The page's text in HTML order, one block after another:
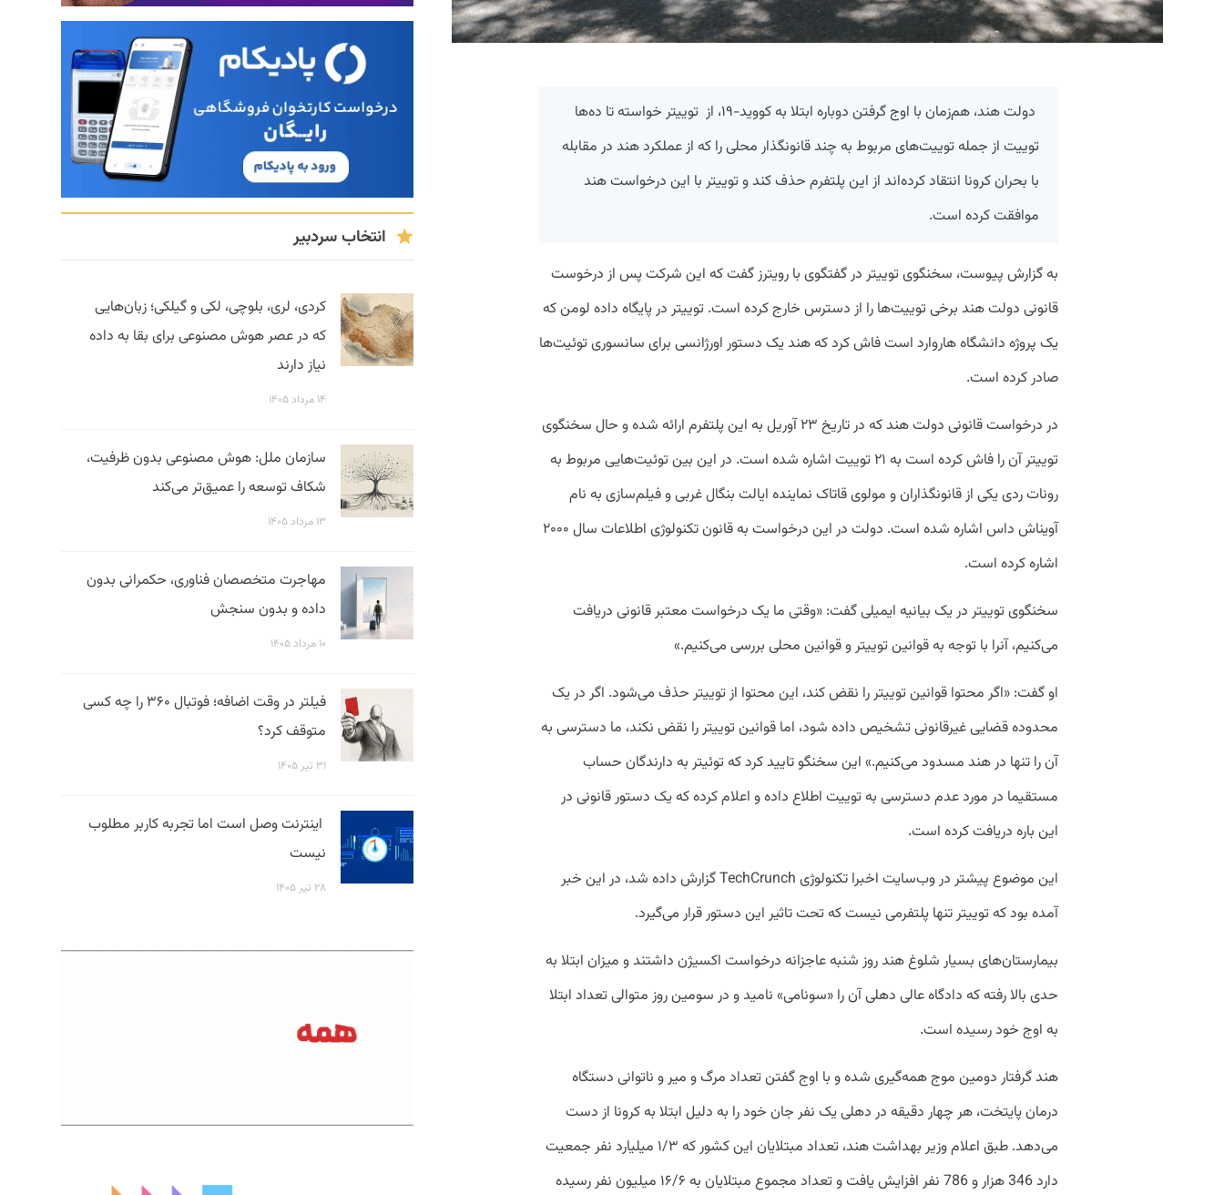
دولت هند، هم‌زمان با اوج گرفتن دوباره ابتلا به کووید-۱۹، از توییتر خواسته تا ده‌ها
توییت از جمله توییت‌های مربوط به چند قانونگذار محلی را که از عملکرد هند در مقابله
با بحران کرونا انتقاد کرده‌اند از این پلتفرم حذف کند و توییتر با این درخواست هند
موافقت کرده است.
به گزارش پیوست، سخنگوی توییتر در گفتگوی با رویترز گفت که این شرکت پس از درخوست
قانونی دولت هند برخی توییت‌ها را از دسترس خارج کرده است. توییتر در پایگاه‌ داده لومن که
یک پروژه دانشگاه هاروارد است فاش کرد که هند یک دستور اورژانسی برای سانسوری توئیت‌ها
صادر کرده است.
در درخواست قانونی دولت هند که در تاریخ ۲۳ آوریل به این پلتفرم ارائه شده و حال سخنگوی
توییتر آن را فاش کرده است به ۲۱ توییت اشاره شده است. در این بین توئیت‌هایی مربوط به
رونات ردی یکی از قانونگذاران و مولوی قاتاک نماینده ایالت بنگال غربی و فیلم‌سازی به نام
آویناش داس اشاره شده است. دولت در این درخواست به قانون تکنولوژی اطلاعات سال ۲۰۰۰
اشاره کرده است.
سخنگوی توییتر در یک بیانیه ایمیلی گفت: «وقتی ما یک درخواست معتبر قانونی دریافت
می‌کنیم، آنرا با توجه به قوانین توییتر و قوانین محلی بررسی می‌کنیم.»
او گفت: «اگر محتوا قوانین توییتر را نقض کند، این محتوا از توییتر حذف می‌شود. اگر در یک
محدوده قضایی غیرقانونی تشخیص داده شود، اما قوانین توییتر را نقض نکند، ما دسترسی به
آن را تنها در هند مسدود می‌کنیم.» این سخنگو تایید کرد که توئیتر به دارندگان حساب
مستقیما در مورد عدم دسترسی به توییت اطلاع داده و اعلام کرده که یک دستور قانونی در
این باره دریافت کرده است.
این موضوع پیشتر در وب‌سایت اخبرا تکنولوژی TechCrunch گزارش داده شد، در این خبر
آمده بود که توییتر تنها پلتفرمی نیست که تحت تاثیر این دستور قرار می‌گیرد.
بیمارستان‌های بسیار شلوغ هند روز شنبه عاجزانه درخواست اکسیژن داشتند و میزان ابتلا به
حدی بالا رفته که دادگاه عالی دهلی آن را «سونامی» نامید و در سومین روز متوالی تعداد ابتلا
به اوج خود رسیده است.
هند گرفتار دومین موج همه‌گیری شده و با اوج گفتن تعداد مرگ و میر و ناتوانی دستگاه
درمان پایتخت، هر چهار دقیقه در دهلی یک نفر جان خود را به دلیل ابتلا به کرونا از دست
می‌دهد. طبق اعلام وزیر بهداشت هند، تعداد مبتلایان این کشور که ۱/۳ میلیارد نفر جمعیت
دارد 346 هزار و 786 نفر افزایش یافت و تعداد مجموع مبتلایان به ۱۶/۶ میلیون نفر رسیده
انتخاب سردبیر
کردی، لری، بلوچی، لکی و گیلکی؛ زبان‌هایی
که در عصر هوش مصنوعی برای بقا به داده
نیاز دارند
۱۴ مرداد ۱۴۰۵
سازمان ملل: هوش مصنوعی بدون ظرفیت،
شکاف توسعه را عمیق‌تر می‌کند
۱۳ مرداد ۱۴۰۵
مهاجرت متخصصان فناوری، حکمرانی بدون
داده و بدون سنجش
۱۰ مرداد ۱۴۰۵
فیلتر در وقت اضافه؛ فوتبال ۳۶۰ را چه کسی
متوقف کرد؟
۳۱ تیر ۱۴۰۵
اینترنت وصل است اما تجربه کاربر مطلوب
نیست
۲۸ تیر ۱۴۰۵